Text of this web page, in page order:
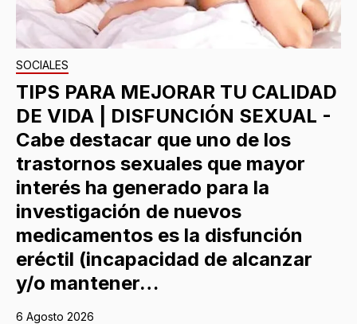
SOCIALES
TIPS PARA MEJORAR TU CALIDAD
DE VIDA | DISFUNCIÓN SEXUAL -
Cabe destacar que uno de los
trastornos sexuales que mayor
interés ha generado para la
investigación de nuevos
medicamentos es la disfunción
eréctil (incapacidad de alcanzar
y/o mantener…
6 Agosto 2026